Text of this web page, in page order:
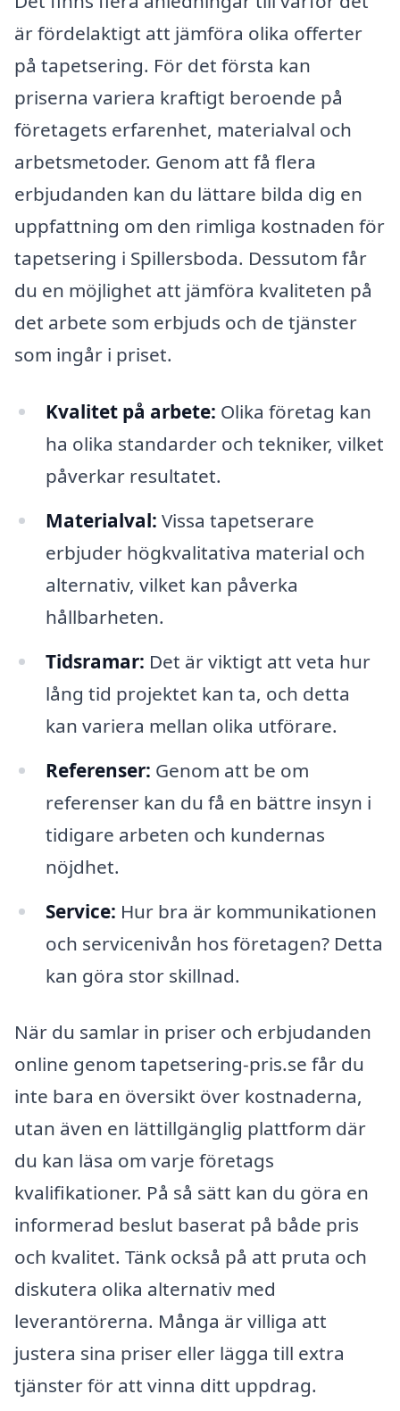
är fördelaktigt att jämföra olika offerter
på tapetsering. För det första kan
priserna variera kraftigt beroende på
företagets erfarenhet, materialval och
arbetsmetoder. Genom att få flera
erbjudanden kan du lättare bilda dig en
uppfattning om den rimliga kostnaden för
tapetsering i Spillersboda. Dessutom får
du en möjlighet att jämföra kvaliteten på
det arbete som erbjuds och de tjänster
som ingår i priset.
Kvalitet på arbete: Olika företag kan
ha olika standarder och tekniker, vilket
påverkar resultatet.
Materialval: Vissa tapetserare
erbjuder högkvalitativa material och
alternativ, vilket kan påverka
hållbarheten.
Tidsramar: Det är viktigt att veta hur
lång tid projektet kan ta, och detta
kan variera mellan olika utförare.
Referenser: Genom att be om
referenser kan du få en bättre insyn i
tidigare arbeten och kundernas
nöjdhet.
Service: Hur bra är kommunikationen
och servicenivån hos företagen? Detta
kan göra stor skillnad.
När du samlar in priser och erbjudanden
online genom tapetsering-pris.se får du
inte bara en översikt över kostnaderna,
utan även en lättillgänglig plattform där
du kan läsa om varje företags
kvalifikationer. På så sätt kan du göra en
informerad beslut baserat på både pris
och kvalitet. Tänk också på att pruta och
diskutera olika alternativ med
leverantörerna. Många är villiga att
justera sina priser eller lägga till extra
tjänster för att vinna ditt uppdrag.